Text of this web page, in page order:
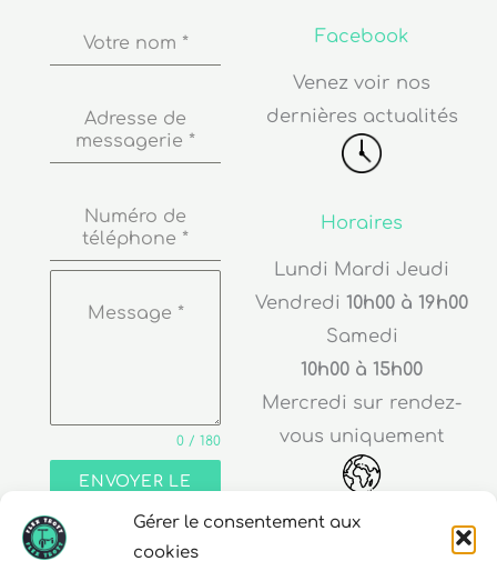
Gérer le consentement aux
cookies
Votre nom *
Adresse de
messagerie *
Numéro de
téléphone *
Message *
0 / 180
ENVOYER LE
Facebook
Venez voir nos
dernières actualités
Horaires
Lundi Mardi Jeudi
Vendredi 10h00 à 19h00
Samedi
10h00 à 15h00
Mercredi sur rendez-
vous uniquement